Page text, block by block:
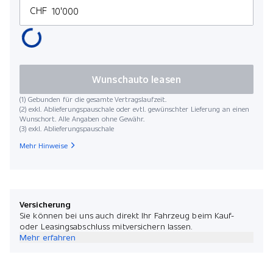
CHF
(1) Gebunden für die gesamte Vertragslaufzeit.
(2) exkl. Ablieferungspauschale oder evtl. gewünschter Lieferung an einen
Wunschort. Alle Angaben ohne Gewähr.
(3) exkl. Ablieferungspauschale
Wunschauto leasen
Mehr Hinweise
Versicherung
Sie können bei uns auch direkt Ihr Fahrzeug beim Kauf-
oder Leasingsabschluss mitversichern lassen.
Mehr erfahren